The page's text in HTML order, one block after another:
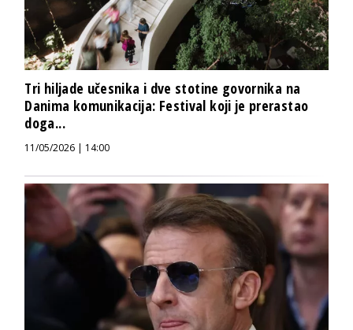
Tri hiljade učesnika i dve stotine govornika na
Danima komunikacija: Festival koji je prerastao
doga...
11/05/2026 | 14:00